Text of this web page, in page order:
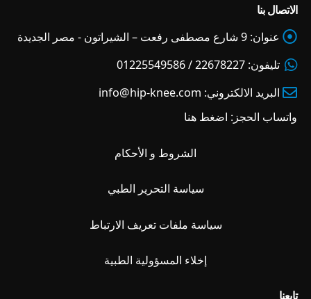
الاتصال بنا
عنوان: 9 شارع مصطفى رفعت – الشيراتون - مصر الجديدة
تليفون: 22678227 / 01225549586
البريد الالكتروني: info@hip-knee.com
واتساب الحجز: اضغط هنا
الشروط و الأحكام
سياسة التحرير الطبي
سياسة ملفات تعريف الارتباط
إخلاء المسؤولية الطبية
تابعنا